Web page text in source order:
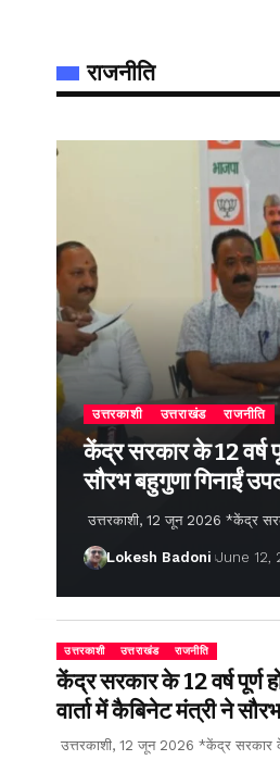
राजनीति
उत्तरकाशी उत्तराखंड राजनीति
केंद्र सरकार के 12 वर्ष
सौरभ बहुगुणा गिनाईं
उत्तरकाशी, 12 जून 2026 *केंद्र
Lokesh Badoni June 12,
उत्तरकाशी उत्तराखंड राजनीति
केंद्र सरकार के 12 वर्ष पूर्ण
वार्ता में कैबिनेट मंत्री ने
उत्तरकाशी, 12 जून 2026 *केंद्र सरकार के